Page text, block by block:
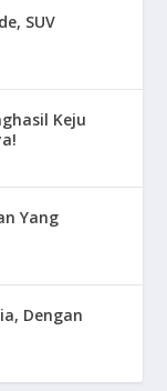
SUV
Keju
Yang
Dengan